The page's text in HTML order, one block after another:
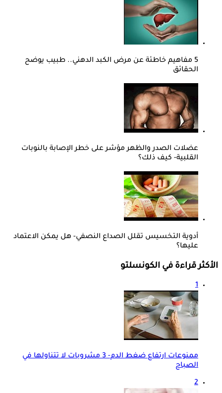
5 مفاهيم خاطئة عن مرض الكبد الدهني.. طبيب يوضح
الحقائق
عضلات الصدر والظهر مؤشر على خطر الإصابة بالنوبات
القلبية- كيف ذلك؟
أدوية التخسيس تقلل الصداع النصفي- هل يمكن الاعتماد
عليها؟
الأكثر قراءة في الكونسلتو
1
ممنوعات ارتفاع ضغط الدم- 3 مشروبات لا تتناولها في
الصباح
2